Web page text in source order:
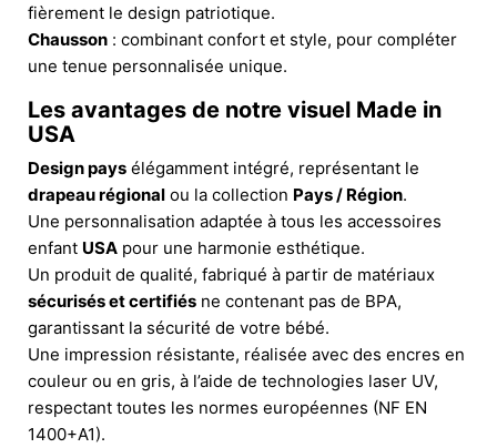
fièrement le design patriotique.
Chausson : combinant confort et style, pour compléter
une tenue personnalisée unique.
Les avantages de notre visuel Made in
USA
Design pays élégamment intégré, représentant le
drapeau régional ou la collection Pays / Région.
Une personnalisation adaptée à tous les accessoires
enfant USA pour une harmonie esthétique.
Un produit de qualité, fabriqué à partir de matériaux
sécurisés et certifiés ne contenant pas de BPA,
garantissant la sécurité de votre bébé.
Une impression résistante, réalisée avec des encres en
couleur ou en gris, à l’aide de technologies laser UV,
respectant toutes les normes européennes (NF EN
1400+A1).